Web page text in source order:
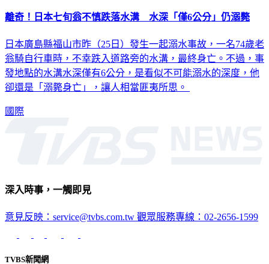
離奇！日本七旬翁不慎跌落水溝 水深「僅6公分」仍溺斃
日本廣島縣福山市昨（25日）發生一起溺水事故，一名74歲老
翁騎自行車時，不幸跌入道路旁的水溝，最終身亡。不過，事
發地點的水溝水深僅有6公分，是看似不可能溺水的深度，他
卻還是「溺斃身亡」，讓人相當匪夷所思。
國際
深入時事，一觸即見
意見反映：service@tvbs.com.tw 觀眾服務專線：02-2656-1599
TVBS新聞網